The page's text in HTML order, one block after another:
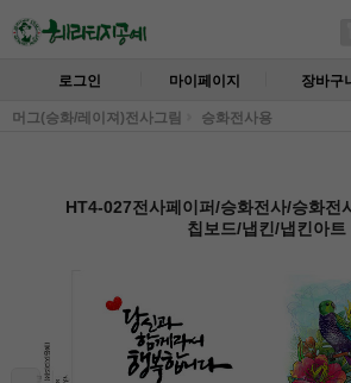
로그인 마이페이지 장바구
머그(승화/레이져)전사그림 승화전사용
HT4-027전사페이퍼/승화전사/승화전
칩보드/냅킨/냅킨아트